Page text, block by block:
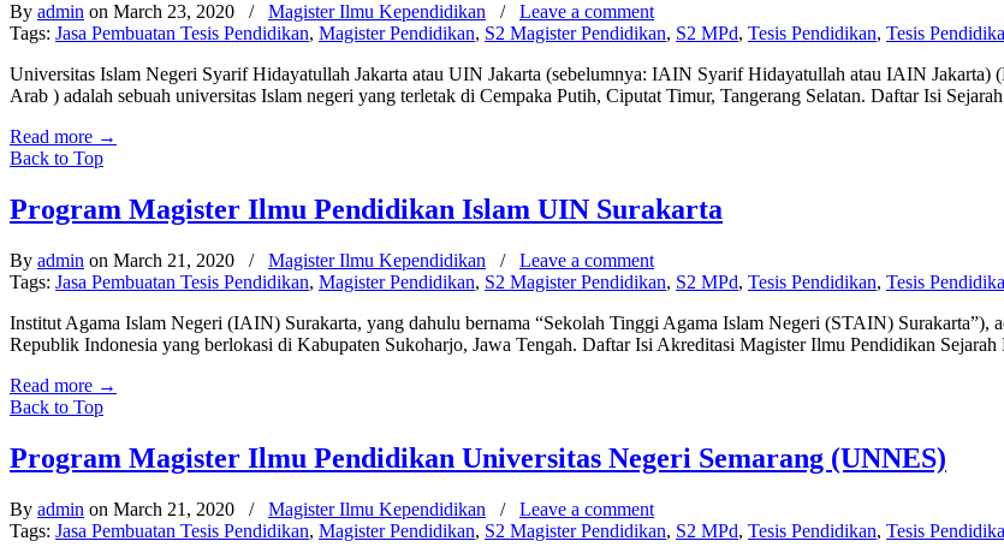
By admin on March 23, 2020 / Magister Ilmu Kependidikan / Leave a comment
Tags: Jasa Pembuatan Tesis Pendidikan, Magister Pendidikan, S2 Magister Pendidikan, S2 MPd, Tesis Pendidikan, Tesis
Universitas Islam Negeri Syarif Hidayatullah Jakarta atau UIN Jakarta (sebelumnya: IAIN Syarif Hidayatullah atau IAIN Jakarta)
Arab ) adalah sebuah universitas Islam negeri yang terletak di Cempaka Putih, Ciputat Timur, Tangerang Selatan. Daftar Isi
Read more →
Back to Top
Program Magister Ilmu Pendidikan Islam UIN Surakarta
By admin on March 21, 2020 / Magister Ilmu Kependidikan / Leave a comment
Tags: Jasa Pembuatan Tesis Pendidikan, Magister Pendidikan, S2 Magister Pendidikan, S2 MPd, Tesis Pendidikan, Tesis
Institut Agama Islam Negeri (IAIN) Surakarta, yang dahulu bernama “Sekolah Tinggi Agama Islam Negeri (STAIN) Surakarta”),
Republik Indonesia yang berlokasi di Kabupaten Sukoharjo, Jawa Tengah. Daftar Isi Akreditasi Magister Ilmu Pendidikan
Read more →
Back to Top
Program Magister Ilmu Pendidikan Universitas Negeri Semarang (UNNES)
By admin on March 21, 2020 / Magister Ilmu Kependidikan / Leave a comment
Tags: Jasa Pembuatan Tesis Pendidikan, Magister Pendidikan, S2 Magister Pendidikan, S2 MPd, Tesis Pendidikan, Tesis